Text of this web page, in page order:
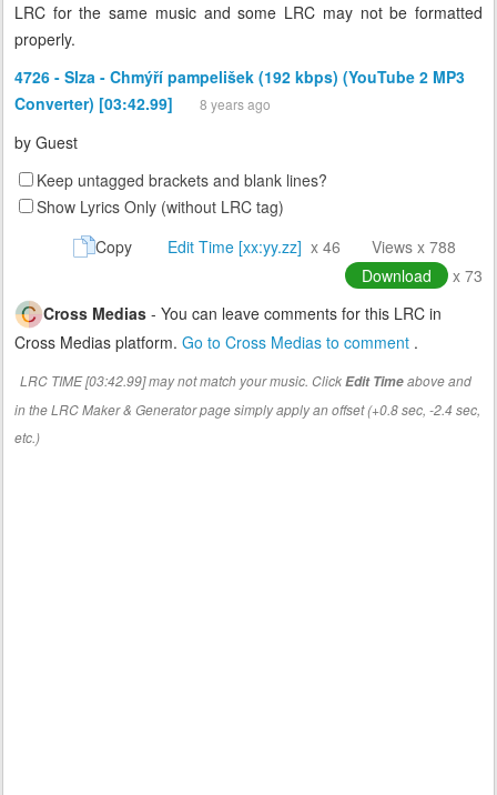
LRC for the same music and some LRC may not be formatted
properly.
4726 - Slza - Chmýří pampelišek (192 kbps) (YouTube 2 MP3
Converter) [03:42.99]
8 years ago
by Guest
Keep untagged brackets and blank lines?
Show Lyrics Only (without LRC tag)
Copy
Edit Time [xx:yy.zz] x 46
Views x 788
Download
x 73
Cross Medias - You can leave comments for this LRC in
Cross Medias platform. Go to Cross Medias to comment .
LRC TIME [03:42.99] may not match your music. ClickEdit Timeabove and
in the LRC Maker & Generator page simply apply an offset (+0.8 sec, -2.4 sec,
etc.)